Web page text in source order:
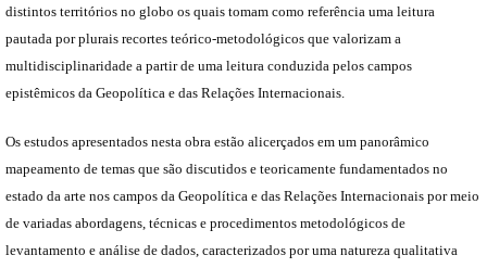
distintos territórios no globo os quais tomam como referência uma leitura
pautada por plurais recortes teórico-metodológicos que valorizam a
multidisciplinaridade a partir de uma leitura conduzida pelos campos
epistêmicos da Geopolítica e das Relações Internacionais.
Os estudos apresentados nesta obra estão alicerçados em um panorâmico
mapeamento de temas que são discutidos e teoricamente fundamentados no
estado da arte nos campos da Geopolítica e das Relações Internacionais por meio
de variadas abordagens, técnicas e procedimentos metodológicos de
levantamento e análise de dados, caracterizados por uma natureza qualitativa